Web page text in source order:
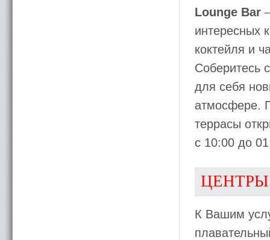
Lounge Bar
интересных
коктейля и
Соберитесь
для себя
атмосфере.
террасы
с 10:00 до
К Вашим